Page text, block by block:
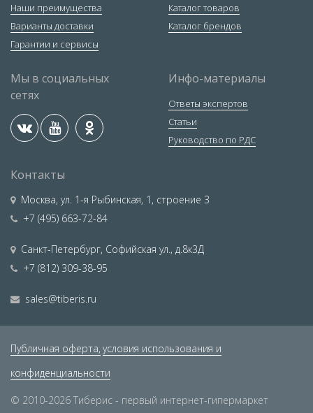
Наши преимущества
Варианты доставки
Гарантии и сервисы
Каталог товаров
Каталог брендов
Мы в социальных
сетях
Инфо-материалы
Ответы экспертов
Статьи
Руководство по РДС
Контакты
Москва, ул. 1-я Рыбинская, 1, строение 3
+7 (495) 663-72-84
Санкт-Петербург, Софийская ул., д.8к3Д
+7 (812) 309-38-95
sales@tiberis.ru
Публичная оферта, условия использования и
конфиденциальности
© 2010-2026 Тиберис - первый интернет-гипермаркет